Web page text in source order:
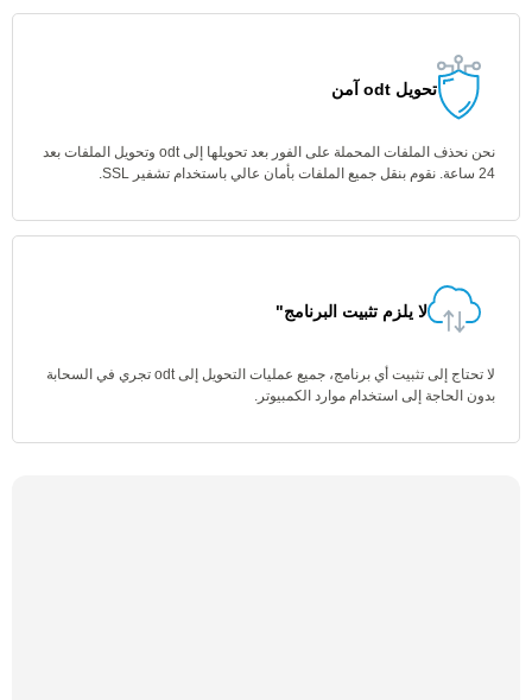
تحويل odt آمن
نحن نحذف الملفات المحملة على الفور بعد تحويلها إلى odt وتحويل الملفات بعد
24 ساعة. نقوم بنقل جميع الملفات بأمان عالي باستخدام تشفير SSL.
لا يلزم تثبيت البرنامج"
لا تحتاج إلى تثبيت أي برنامج، جميع عمليات التحويل إلى odt تجري في السحابة
بدون الحاجة إلى استخدام موارد الكمبيوتر.